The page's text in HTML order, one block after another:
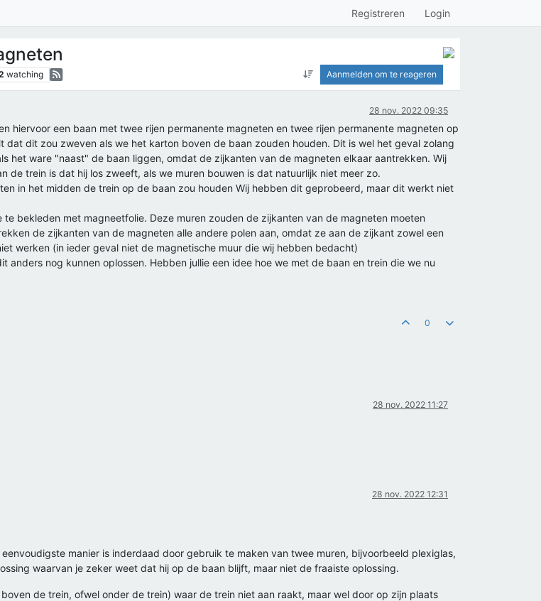
Registreren Login
watching Aanmelden om te reageren
28 nov. 2022 09:35
hiervoor een baan met twee rijen permanente magneten en twee rijen permanente magneten op
dit zou zweven als we het karton boven de baan zouden houden. Dit is wel het geval zolang
het ware "naast" de baan liggen, omdat de zijkanten van de magneten elkaar aantrekken. Wij
de trein is dat hij los zweeft, als we muren bouwen is dat natuurlijk niet meer zo.
in het midden de trein op de baan zou houden Wij hebben dit geprobeerd, maar dit werkt niet
bekleden met magneetfolie. Deze muren zouden de zijkanten van de magneten moeten
de zijkanten van de magneten alle andere polen aan, omdat ze aan de zijkant zowel een
werken (in ieder geval niet de magnetische muur die wij hebben bedacht)
anders nog kunnen oplossen. Hebben jullie een idee hoe we met de baan en trein die we nu
0
28 nov. 2022 11:27
28 nov. 2022 12:31
manier is inderdaad door gebruik te maken van twee muren, bijvoorbeeld plexiglas,
waarvan je zeker weet dat hij op de baan blijft, maar niet de fraaiste oplossing.
de trein, ofwel onder de trein) waar de trein niet aan raakt, maar wel door op zijn plaats